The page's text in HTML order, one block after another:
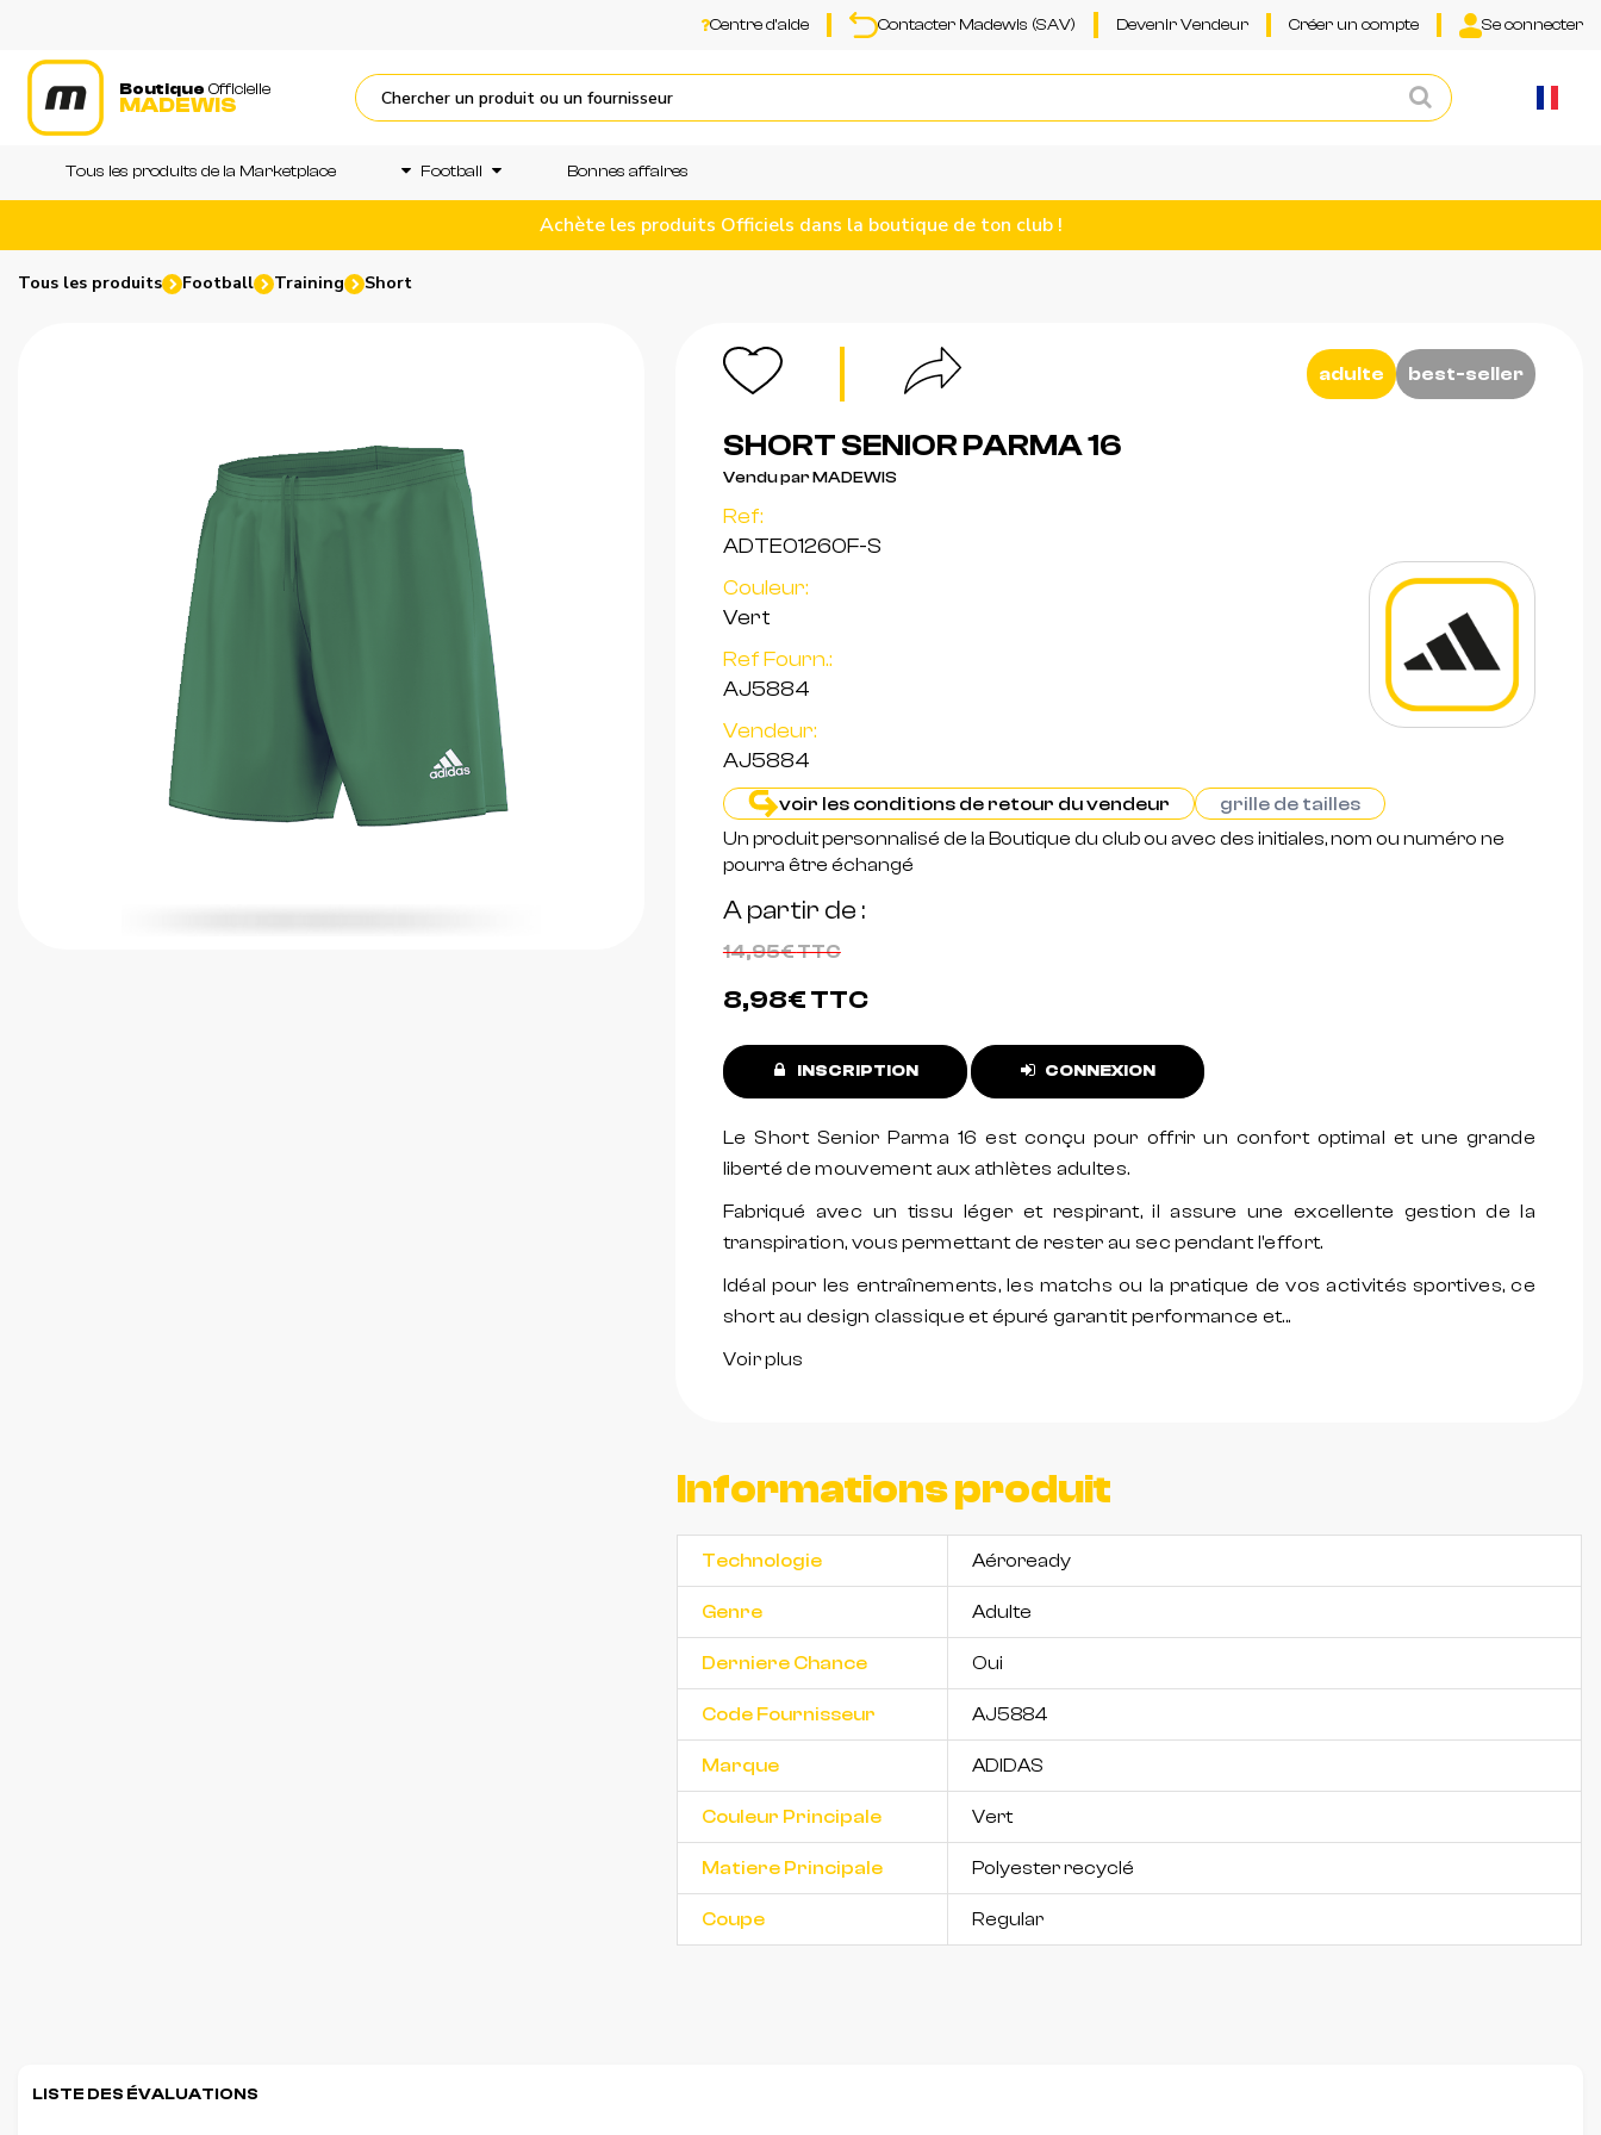
Centre d'aide Contacter Madewis (SAV) Devenir Vendeur Créer un compte Se connecter
Boutique Officielle
MADEWIS
Tous les produits de la Marketplace Football Bonnes affaires
Achète les produits Officiels dans la boutique de ton club !
Tous les produits Football Training Short
adulte best-seller
SHORT SENIOR PARMA 16
Vendu par MADEWIS
Ref:
ADTE01260F-S
Couleur:
Vert
Ref Fourn.:
AJ5884
Vendeur:
AJ5884
voir les conditions de retour du vendeur
grille de tailles
Un produit personnalisé de la Boutique du club ou avec des initiales, nom ou numéro ne
pourra être échangé
A partir de
14,95€TTC
8,98€TTC
INSCRIPTION CONNEXION
Le Short Senior Parma 16 est conçu pour offrir un confort optimal et une grande
liberté de mouvement aux athlètes adultes.
Fabriqué avec un tissu léger et respirant, il assure une excellente gestion de la
transpiration, vous permettant de rester au sec pendant l'effort.
Idéal pour les entraînements, les matchs ou la pratique de vos activités sportives, ce
short au design classique et épuré garantit performance et...
Voir plus
Informations produit
Technologie Aéroready
Genre Adulte
Derniere Chance Oui
Code Fournisseur AJ5884
Marque ADIDAS
Couleur Principale Vert
Matiere Principale Polyester recyclé
Coupe Regular
LISTE DES ÉVALUATIONS